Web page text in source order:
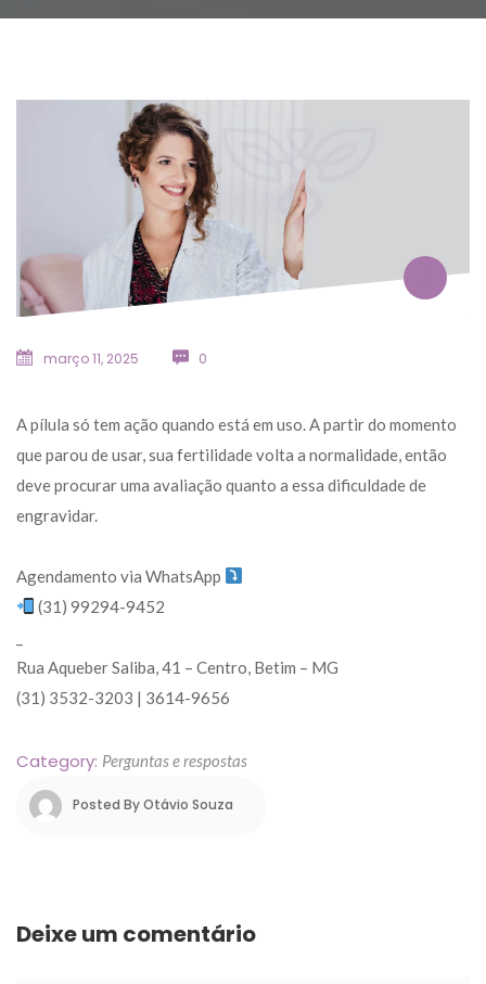
março 11, 2025 0
A pílula só tem ação quando está em uso. A partir do momento
que parou de usar, sua fertilidade volta a normalidade, então
deve procurar uma avaliação quanto a essa dificuldade de
engravidar.
Agendamento via WhatsApp
(31) 99294-9452
Rua Aqueber Saliba, 41 – Centro, Betim – MG
(31) 3532-3203 | 3614-9656
Category: Perguntas e resposta
Posted By Otávio Souza
Deixe um comentário